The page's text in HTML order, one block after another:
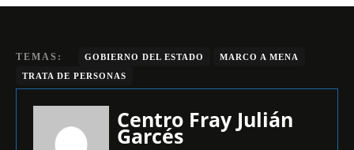
TEMAS: GOBIERNO DEL ESTADO
MARCO A MENA
TRATA DE PERSONAS
Centro Fray Julián
Garcés